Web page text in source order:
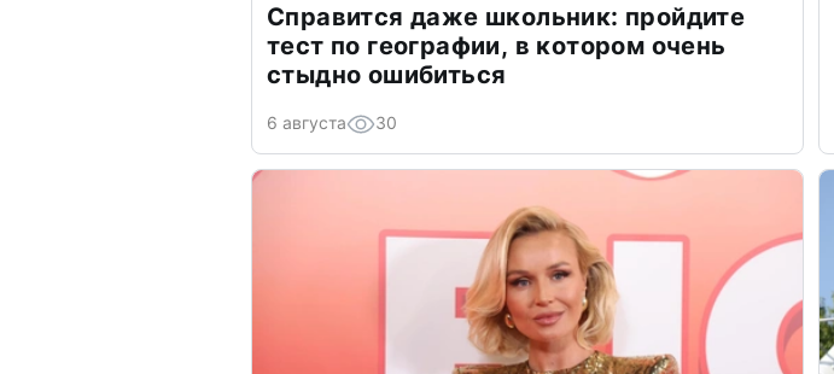
Справится даже школьник: пройдите
тест по географии, в котором очень
стыдно ошибиться
6 августа 30